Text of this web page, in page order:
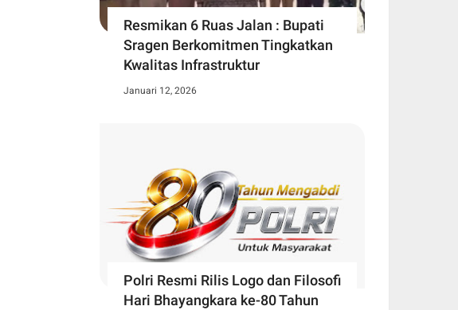
Resmikan 6 Ruas Jalan : Bupati
Sragen Berkomitmen Tingkatkan
Kwalitas Infrastruktur
Januari 12, 2026
Polri Resmi Rilis Logo dan Filosofi
Hari Bhayangkara ke-80 Tahun